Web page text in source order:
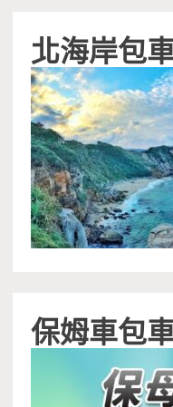
北海岸包
保姆車包